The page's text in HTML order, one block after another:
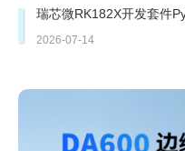
瑞芯微RK182X开发套件
2026-07-14